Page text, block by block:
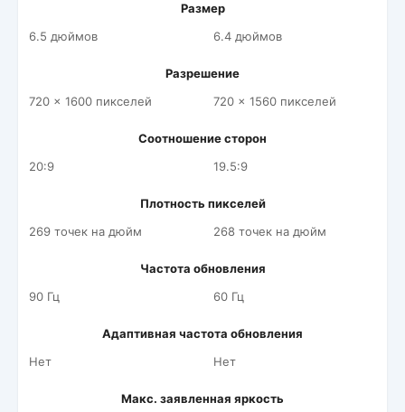
Размер
6.5 дюймов
6.4 дюймов
Разрешение
720 x 1600 пикселей
720 x 1560 пикселей
Соотношение сторон
20:9
19.5:9
Плотность пикселей
269 точек на дюйм
268 точек на дюйм
Частота обновления
90 Гц
60 Гц
Адаптивная частота обновления
Нет
Нет
Макс. заявленная яркость